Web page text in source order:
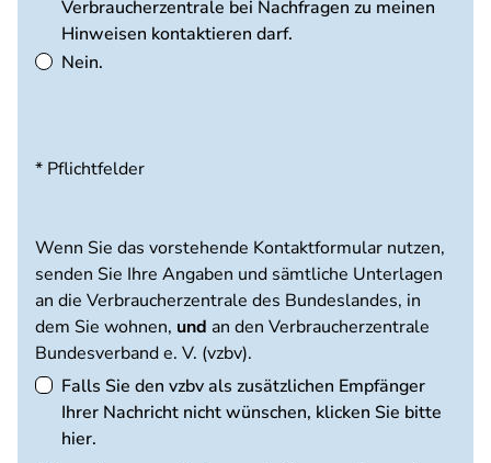
Verbraucherzentrale bei Nachfragen zu meinen
Hinweisen kontaktieren darf.
Nein.
* Pflichtfelder
Wenn Sie das vorstehende Kontaktformular nutzen,
senden Sie Ihre Angaben und sämtliche Unterlagen
an die Verbraucherzentrale des Bundeslandes, in
dem Sie wohnen, und an den Verbraucherzentrale
Bundesverband e. V. (vzbv).
Falls Sie den vzbv als zusätzlichen Empfänger
Ihrer Nachricht nicht wünschen, klicken Sie bitte
hier.